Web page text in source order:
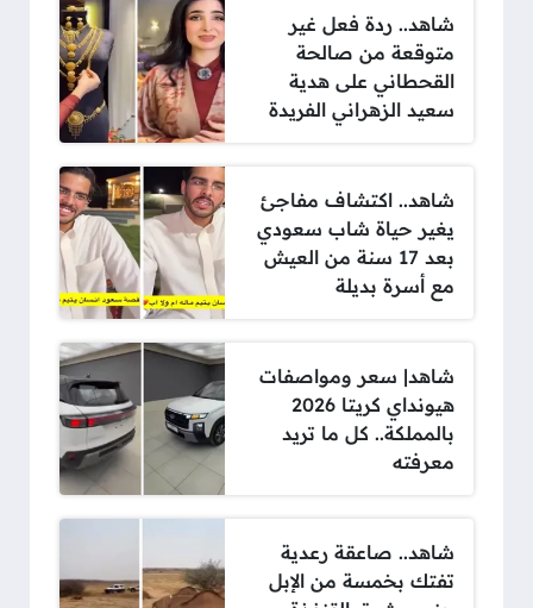
شاهد.. ردة فعل غير
متوقعة من صالحة
القحطاني على هدية
سعيد الزهراني الفريدة
شاهد.. اكتشاف مفاجئ
يغير حياة شاب سعودي
بعد 17 سنة من العيش
مع أسرة بديلة
شاهد| سعر ومواصفات
هيونداي كريتا 2026
بالمملكة.. كل ما تريد
معرفته
شاهد.. صاعقة رعدية
تفتك بخمسة من الإبل